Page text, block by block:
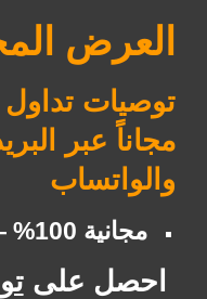
العرض
مجاناً عبر
والواتساب
مجانية 100% — بدون رسوم اشتراك
احصل على